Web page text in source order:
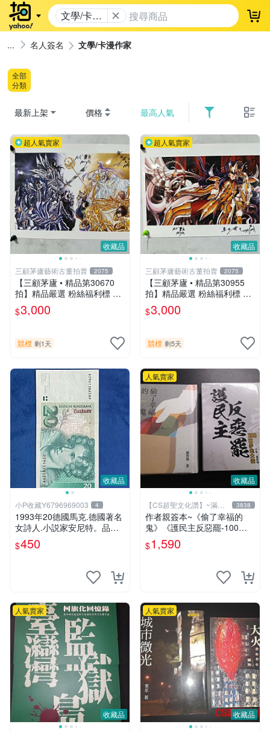
文學/卡漫
作家
登
名人簽名 文學/卡漫作家
全部
分類
最新上架 價格 最高人氣
收藏品
超人氣賣家
三顧茅廬藝術古董拍賣 2075
【三顧茅廬 • 精品第30670
拍】精品嚴選 粉絲福利標 日
本動漫大師 車田正美簽名照
片《聖鬥士星矢》！ 特惠起
$3,000
競標 剩1天
收藏品
超人氣賣家
三顧茅廬藝術古董拍賣 2075
【三顧茅廬 • 精品第30955
拍】精品嚴選 粉絲福利標 日
本動漫大師 車田正美簽名照
片《聖鬥士星矢》！ 特惠起
$3,000
競標 剩5天
收藏品
小P收藏Y6796969003 4
1993年20德國馬克.德國著名
女詩人.小説家安尼特。品相
如圖。
$450
收藏品
人氣賣家
【CS超聖文化讚】~滿千
元送運
3838
作者親簽本~《偷了幸福的
鬼》《護民主反惡罷-100萬
步走大安》二本合售 羅智強
著 精裝小冊【CS超聖文化
$1,590
收藏品
人氣賣家
收藏品
人氣賣家